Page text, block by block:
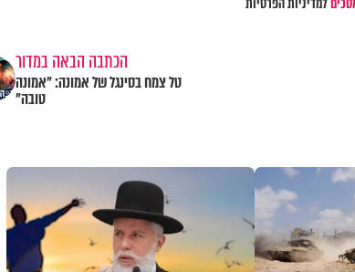
הכתבה הבאה במדור
טל צמח בסינגל של אמונה: "אמונה
טובה"